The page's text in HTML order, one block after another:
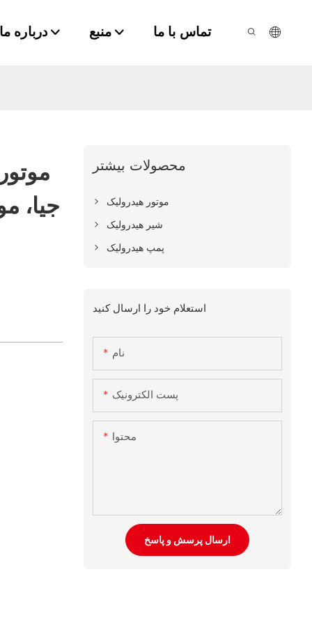
درباره منبع تماس با ما
جیا،
محصولات بیشتر
موتور هیدرولیک
شیر هیدرولیک
پمپ هیدرولیک
استعلام خود را ارسال کنید
نام
پست الکترونیک
محتوا
ارسال پرسش و پاسخ